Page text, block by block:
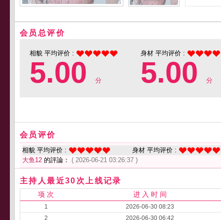
会员总评价
相貌 平均评价 :
5.00 分
身材 平均评价 :
5.00 分
会员评价
相貌 平均评价 :
身材 平均评价 :
大鱼12 的評論： ( 2026-06-21 03:26:37 )
主持人最近30次上线记录
项 次 进 入 时 间
1
2026-06-30 08:23
2
2026-06-30 06:42